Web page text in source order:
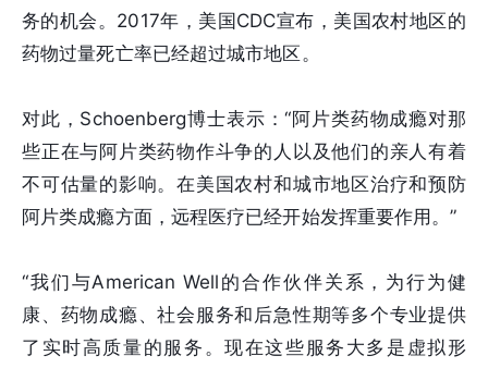
务的机会。2017年，美国CDC宣布，美国农村地区的
药物过量死亡率已经超过城市地区。
对此，Schoenberg博士表示：“阿片类药物成瘾对那
些正在与阿片类药物作斗争的人以及他们的亲人有着
不可估量的影响。在美国农村和城市地区治疗和预防
阿片类成瘾方面，远程医疗已经开始发挥重要作用。”
“我们与American Well的合作伙伴关系，为行为健
康、药物成瘾、社会服务和后急性期等多个专业提供
了实时高质量的服务。现在这些服务大多是虚拟形